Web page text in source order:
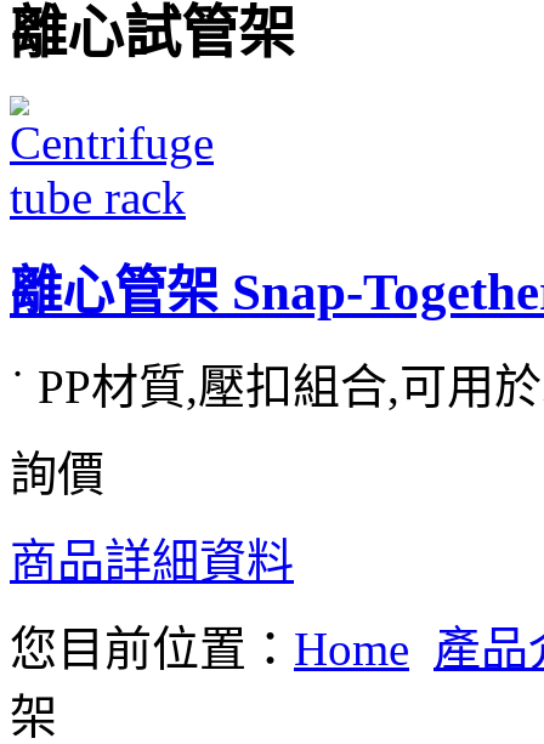
離心試管架
離心管架 Snap-
˙ PP材質,壓扣組合,可用
詢價
商品詳細資料
您目前位置： Home 產品
架